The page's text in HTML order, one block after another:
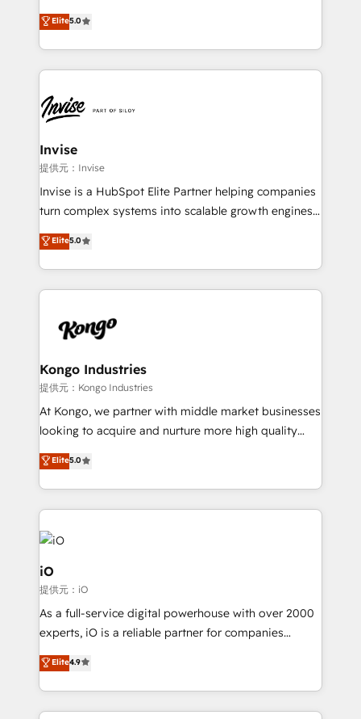
HubSpot with your business needs. 🌟 Proven
Results: We’ve helped businesses of all sizes
Packages: Choose ongoing support or project-based
solutions. We offer service packages designed to fit
focus is on fine-tuning and enhancing your growth,
sales, and marketing operations. Unlike conventional
marketing agencies, we dive deep into the
operational aspects of your business, ensuring that
functioning optimally. With our expertise in leading
platforms like Salesforce and HubSpot, we bring a
wealth of knowledge and experience to the table.
Our strategies are tailored to your business's unique
needs, ensuring a personalized approach that aligns
with your growth objectives.
Elite5.0
Invise
提供元：Invise
Invise is a HubSpot Elite Partner helping companies
turn complex systems into scalable growth engines.
We combine strategy, technology and change
management to drive measurable results. As part of
the fast-growing Siloy Group, we unite more than
250+ HubSpot experts across Europe – ready to
business goals. Talk to us if you’re looking to: -
reliable source of truth - Unlock the full value of your
CRM and marketing data, not just implement a
system - Accelerate impact with a partner who
understands both strategy and technology
Elite5.0
Kongo Industries
提供元：Kongo Industries
At Kongo, we partner with middle market businesses
looking to acquire and nurture more high quality
leads. We use digital media, marketing cloud,
automation and software integration to drive sales
and, deliver clarity on marketing expenditure.
Elite5.0
iO
提供元：iO
As a full-service digital powerhouse with over 2000
experts, iO is a reliable partner for companies
looking to strengthen their position in the fields of
marketing, technology, content, strategy and
creation. iO combines in-depth knowledge on both
the marketing and technology end of HubSpot,
Elite4.9